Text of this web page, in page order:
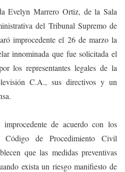
Evelyn Marrero Ortiz, de la Sala
del Tribunal Supremo de
improcedente el 26 de marzo la
innominada que fue solicitada el
los representantes legales de la
C.A., sus directivos y un
de acuerdo con los
de Procedimiento Civil
que las medidas preventivas
exista un riesgo manifiesto de